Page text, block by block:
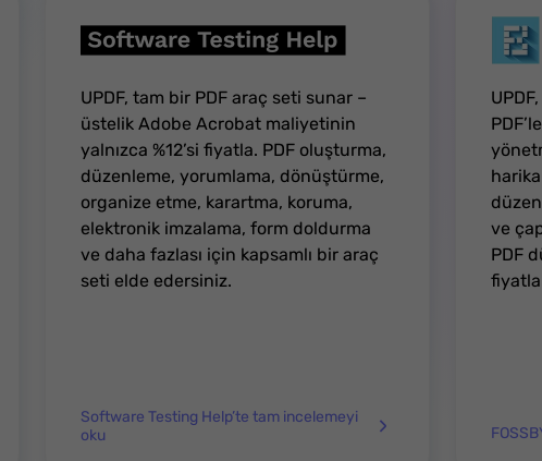
UPDF, tam bir PDF araç seti sunar –
üstelik Adobe Acrobat maliyetinin
yalnızca %12’si fiyatla. PDF oluşturma,
düzenleme, yorumlama, dönüştürme,
organize etme, karartma, koruma,
elektronik imzalama, form doldurma
ve daha fazlası için kapsamlı bir araç
seti elde edersiniz.
Software Testing Help’te tam incelemeyi
oku
ve
PDF